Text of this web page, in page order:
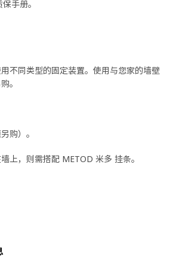
手册。
不同类型的固定装置。使用与您家的墙壁
。
购）。
上，则需搭配 METOD 米多 挂条。